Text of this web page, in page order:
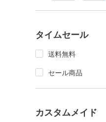
タイムセール
送料無料
セール商品
カスタムメイド